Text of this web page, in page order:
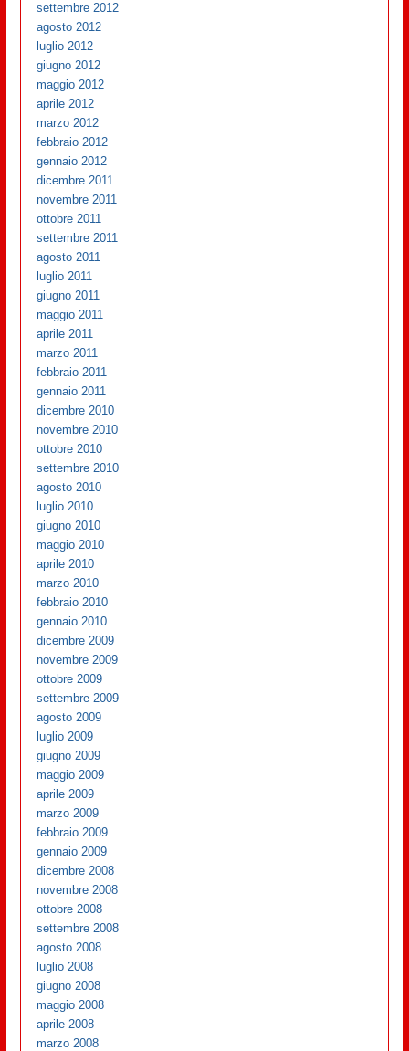
settembre 2012
agosto 2012
luglio 2012
giugno 2012
maggio 2012
aprile 2012
marzo 2012
febbraio 2012
gennaio 2012
dicembre 2011
novembre 2011
ottobre 2011
settembre 2011
agosto 2011
luglio 2011
giugno 2011
maggio 2011
aprile 2011
marzo 2011
febbraio 2011
gennaio 2011
dicembre 2010
novembre 2010
ottobre 2010
settembre 2010
agosto 2010
luglio 2010
giugno 2010
maggio 2010
aprile 2010
marzo 2010
febbraio 2010
gennaio 2010
dicembre 2009
novembre 2009
ottobre 2009
settembre 2009
agosto 2009
luglio 2009
giugno 2009
maggio 2009
aprile 2009
marzo 2009
febbraio 2009
gennaio 2009
dicembre 2008
novembre 2008
ottobre 2008
settembre 2008
agosto 2008
luglio 2008
giugno 2008
maggio 2008
aprile 2008
marzo 2008